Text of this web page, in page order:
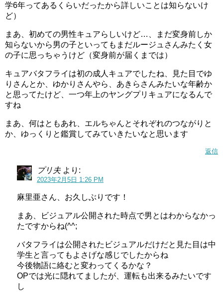
学6年ってあるくらいだったから詳しいことは知らないけ
ど）
まあ、初めての男性キュアらしいけど…、まだ変身前しか
知らないから男の子といってもまだルージュさんみたく女
の子に思っちゃうけど（変身前が届くまでは）
キュアバタフライは初の成人キュアでしたね、見た目でゆ
りさんとか、ゆかりさんやら、あきらさんみたいな年齢か
と思ってたけど、一つ年上のヤングプリキュアになるんで
すね
まあ、何はともあれ、エルちゃんとそれぞれのつながりと
か、ゆっくりと鑑賞してみていきたいなと思います
返信
プリ夫 より:
2023年2月5日 1:26 PM
麻里亜さん、お久しぶりです！
まあ、ビジュアル公開された時点で男とはわからなかっ
たですからね(^^;
バタフライは公開されたビジュアルだけだと見た目は中
学生と言ってもよさげな感じでしたからね
今後物語に絡むと変わってくるかな？
OPでは光に隠れてましたが、運転も出来るみたいです
し